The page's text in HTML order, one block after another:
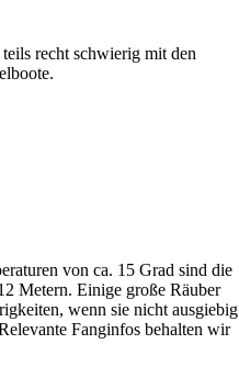
recht schwierig mit den
von ca. 15 Grad sind die
Metern. Einige große Räuber
wenn sie nicht ausgiebig
Fanginfos behalten wir